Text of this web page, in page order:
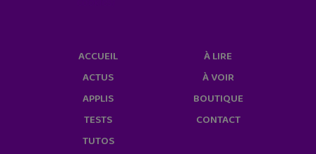
ACCUEIL
ACTUS
APPLIS
TESTS
TUTOS
À LIRE
À VOIR
BOUTIQUE
CONTACT